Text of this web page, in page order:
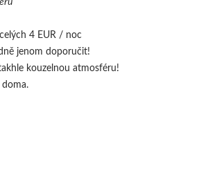
4 EUR / noc
jenom doporučit!
kouzelnou atmosféru!